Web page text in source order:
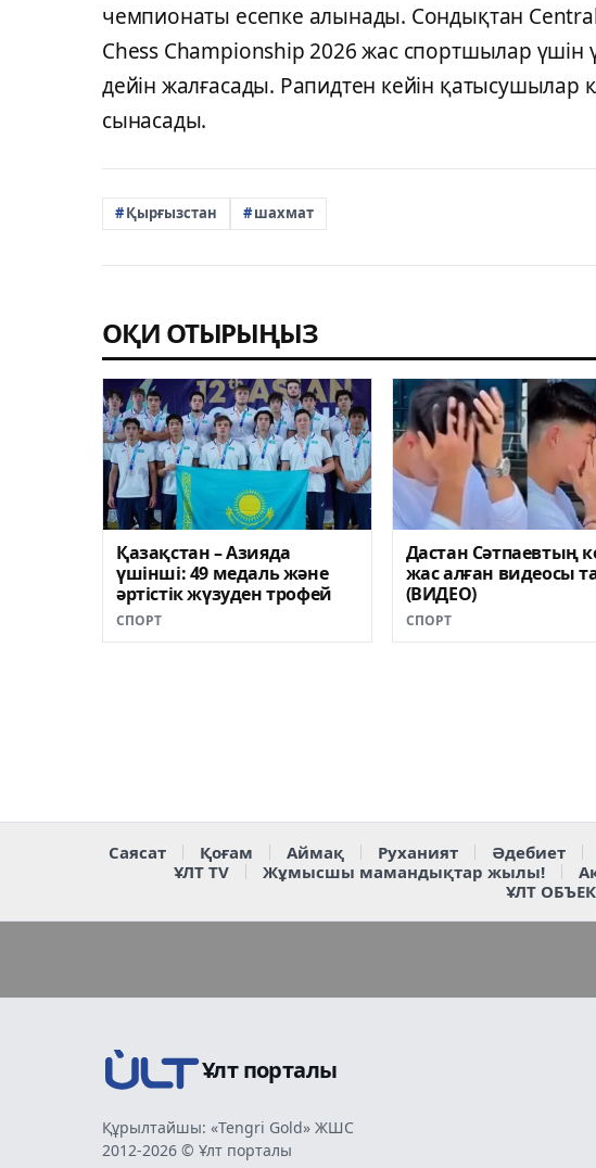
чемпионаты есепке алынады. Сондықтан
Chess Championship 2026 жас спортшылар үшін
дейін жалғасады. Рапидтен кейін
сынасады.
Қырғызстан шахмат
ОҚИ ОТЫРЫҢЫЗ
Қазақстан – Азияда
үшінші: 49 медаль жəне
əртістік жүзуден трофей
СПОРТ
Дастан Сәтпаевтың
жас алған видеосы
(ВИДЕО)
СПОРТ
Саясат Қоғам Аймақ Руханият Әдебиет
ҰЛТ TV
Жұмысшы мамандықтар жылы!
ҰЛТ
Ұлт порталы
Құрылтайшы: «Tengri Gold» ЖШС
2012-2026 © Ұлт порталы